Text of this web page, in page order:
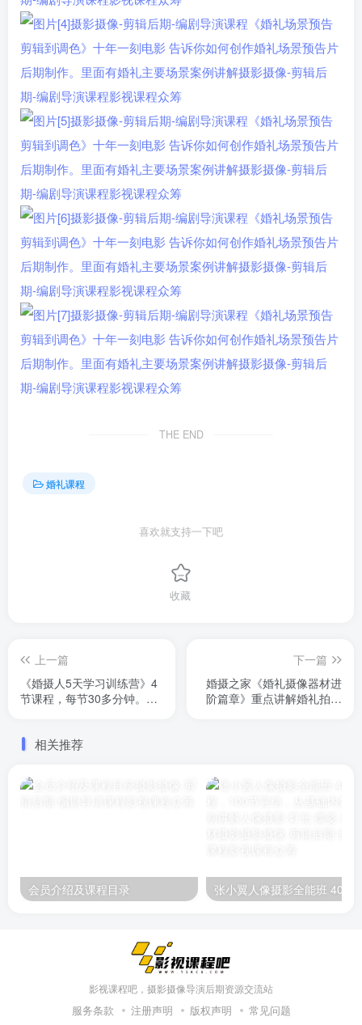
THE END
婚礼课程
喜欢就支持一下吧
收藏
上一篇
《婚摄人5天学习训练营》4
节课程，每节30多分钟。讲
色素材，如何选择影片音
下一篇
婚摄之家《婚礼摄像器材进
阶篇章》重点讲解婚礼拍摄
相关推荐
会员介绍及课程目录
影视课程吧，摄影摄像导演后期资源交流站
服务条款 注册声明 版权声明 常见问题